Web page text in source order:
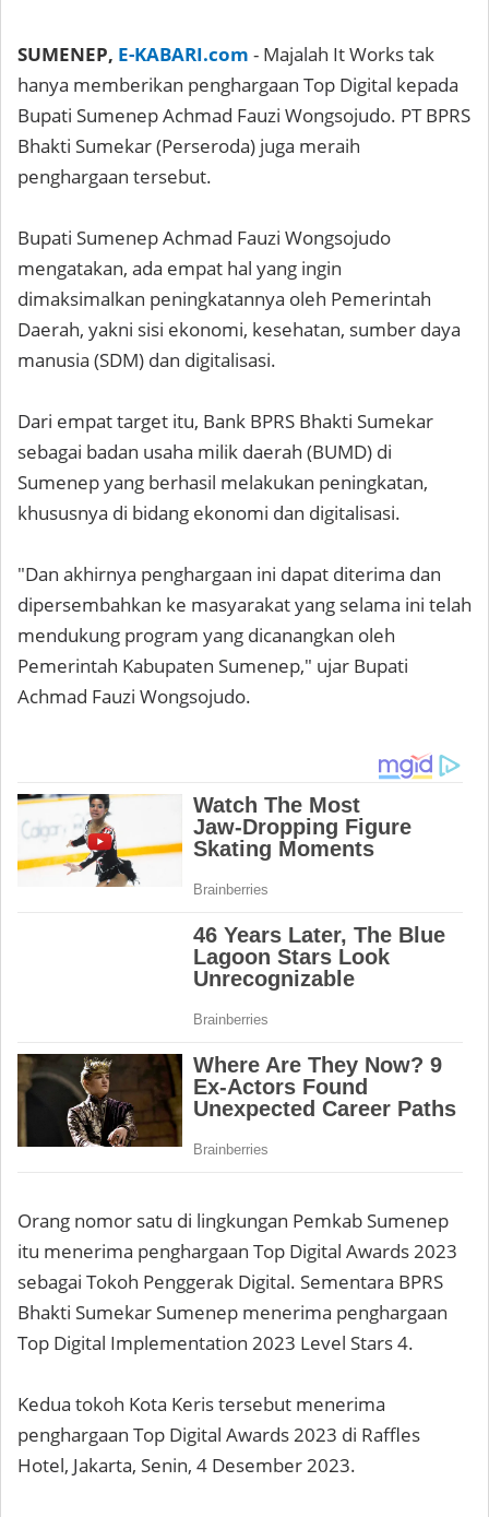
SUMENEP, E-KABARI.com - Majalah It Works tak
hanya memberikan penghargaan Top Digital kepada
Bupati Sumenep Achmad Fauzi Wongsojudo. PT BPRS
Bhakti Sumekar (Perseroda) juga meraih
penghargaan tersebut.
Bupati Sumenep Achmad Fauzi Wongsojudo
mengatakan, ada empat hal yang ingin
dimaksimalkan peningkatannya oleh Pemerintah
Daerah, yakni sisi ekonomi, kesehatan, sumber daya
manusia (SDM) dan digitalisasi.
Dari empat target itu, Bank BPRS Bhakti Sumekar
sebagai badan usaha milik daerah (BUMD) di
Sumenep yang berhasil melakukan peningkatan,
khususnya di bidang ekonomi dan digitalisasi.
"Dan akhirnya penghargaan ini dapat diterima dan
dipersembahkan ke masyarakat yang selama ini telah
mendukung program yang dicanangkan oleh
Pemerintah Kabupaten Sumenep," ujar Bupati
Achmad Fauzi Wongsojudo.
Orang nomor satu di lingkungan Pemkab Sumenep
itu menerima penghargaan Top Digital Awards 2023
sebagai Tokoh Penggerak Digital. Sementara BPRS
Bhakti Sumekar Sumenep menerima penghargaan
Top Digital Implementation 2023 Level Stars 4.
Kedua tokoh Kota Keris tersebut menerima
penghargaan Top Digital Awards 2023 di Raffles
Hotel, Jakarta, Senin, 4 Desember 2023.